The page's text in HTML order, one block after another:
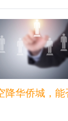
降华侨城，